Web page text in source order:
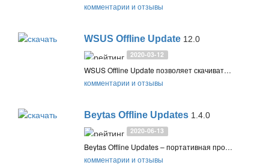
комментарии и отзывы
WSUS Offline Update 12.0
2020-03-12
WSUS Offline Update позволяет скачивать в отдельный каталог официальные обновления для Windows и Office для последующего оффлайн обновления компьютеров, не имеющих подключения к интернету
комментарии и отзывы
Beytas Offline Updates 1.4.0
2020-06-13
Beytas Offline Updates – портативная программа для скачивания обновлений вирусных баз различных антивирусов для дальнейшей оффлайн установки
комментарии и отзывы